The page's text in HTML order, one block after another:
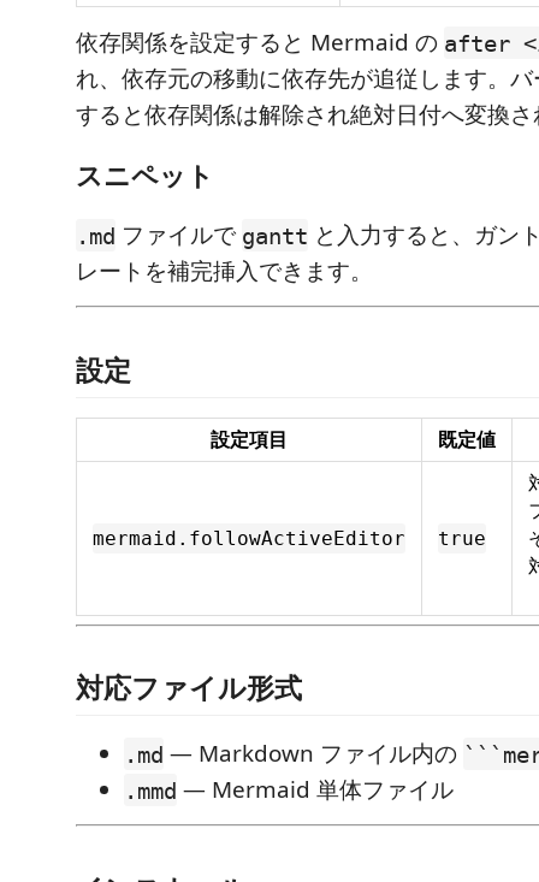
依存関係を設定すると Mermaid の after
れ、依存元の移動に依存先が追従します。
すると依存関係は解除され絶対日付へ変換
スニペット
.md ファイルで gantt と入力すると、ガン
レートを補完挿入できます。
設定
設定項目 既定値
mermaid.followActiveEditor true
対応ファイル形式
.md — Markdown ファイル内の
.mmd — Mermaid 単体ファイル